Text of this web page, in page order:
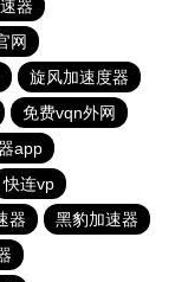
器
网
旋风加速度器
免费vqn外网
app
快连vp
器
黑豹加速器